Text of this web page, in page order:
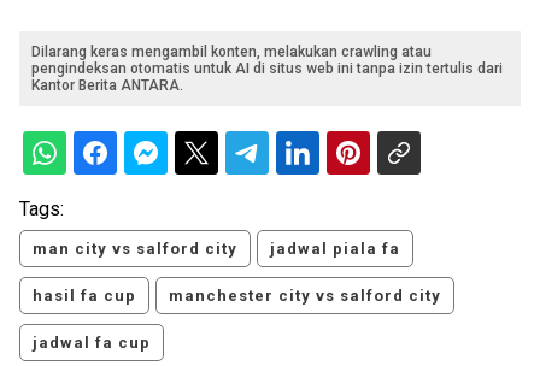
Dilarang keras mengambil konten, melakukan crawling atau
pengindeksan otomatis untuk AI di situs web ini tanpa izin tertulis dari
Kantor Berita ANTARA.
Tags:
man city vs salford city jadwal piala fa
hasil fa cup manchester city vs salford city
jadwal fa cup